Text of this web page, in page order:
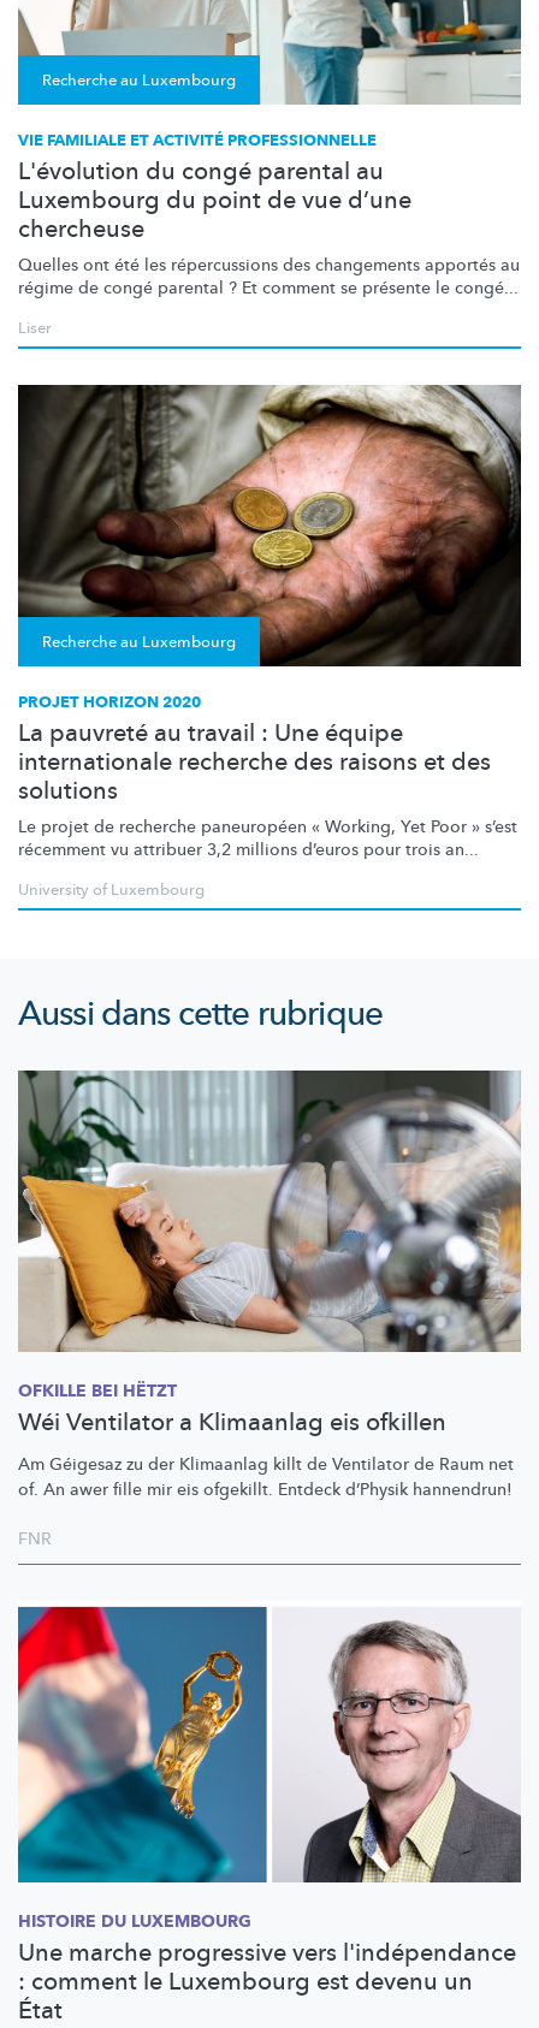
Recherche au Luxembourg
VIE FAMILIALE ET ACTIVITÉ PROFESSIONNELLE
L'évolution du congé parental au
Luxembourg du point de vue d’une
chercheuse
Quelles ont été les répercussions des changements apportés au
régime de congé parental ? Et comment se présente le congé...
Liser
Recherche au Luxembourg
PROJET HORIZON 2020
La pauvreté au travail : Une équipe
internationale recherche des raisons et des
solutions
Le projet de recherche paneuropéen « Working, Yet Poor » s’est
récemment vu attribuer 3,2 millions d’euros pour trois an...
University of Luxembourg
Aussi dans cette rubrique
OFKILLE BEI HËTZT
Wéi Ventilator a Klimaanlag eis ofkillen
Am Géigesaz zu der Klimaanlag killt de Ventilator de Raum net
of. An awer fille mir eis ofgekillt. Entdeck d’Physik hannendrun!
FNR
HISTOIRE DU LUXEMBOURG
Une marche progressive vers l'indépendance
: comment le Luxembourg est devenu un
État